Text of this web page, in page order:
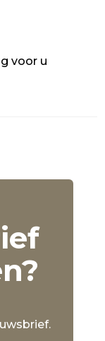
voor u